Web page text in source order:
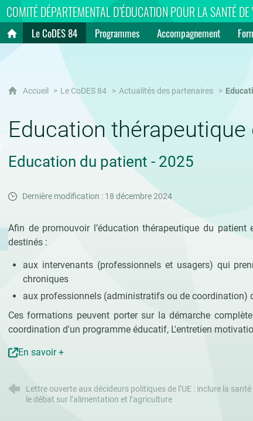
COMITÉ DÉPARTEMENTAL D’ÉDUCATION POUR LA SANTÉ DE
Accueil
Le CoDES 84 Programmes Accompagnement
Accueil Le CoDES 84 Actualités des partenaires
Education
Education du patient - 2025
Dernière modification : 18 décembre 2024
Afin de promouvoir l’éducation thérapeutique du patient
destinés :
aux intervenants (professionnels et usagers) qui
chroniques
aux professionnels (administratifs ou de coordination)
Ces formations peuvent porter sur la démarche
coordination d'un programme éducatif, L'entretien
En savoir +
Lettre ouverte aux décideurs politiques de l’UE : inclure la
le débat sur l’alimentation et l’agriculture